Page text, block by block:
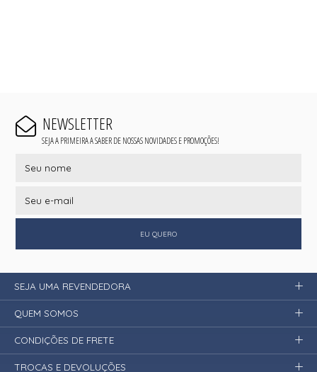
NEWSLETTER
SEJA A PRIMEIRA A SABER DE NOSSAS NOVIDADES E PROMOÇÕES!
EU QUERO
SEJA UMA REVENDEDORA
QUEM SOMOS
CONDIÇÕES DE FRETE
TROCAS E DEVOLUÇÕES